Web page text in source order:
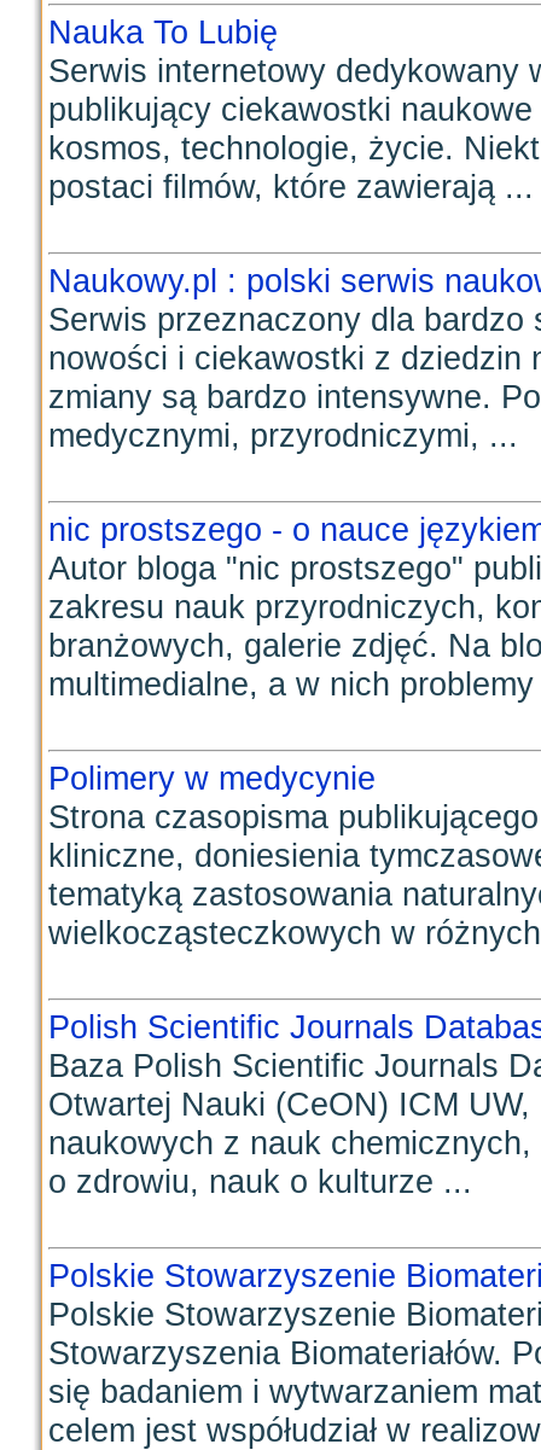
Nauka To Lubię
Serwis internetowy dedykowany
publikujący ciekawostki
kosmos, technologie, życie.
postaci filmów, które zawierają ...
Naukowy.pl : polski serwis
Serwis przeznaczony dla
nowości i ciekawostki z dziedzin
zmiany są bardzo intensywne.
medycznymi, przyrodniczymi, ...
nic prostszego - o nauce
Autor bloga "nic prostszego"
zakresu nauk przyrodniczych,
branżowych, galerie zdjęć. Na
multimedialne, a w nich
Polimery w medycynie
Strona czasopisma
kliniczne, doniesienia
tematyką zastosowania
wielkocząsteczkowych w
Polish Scientific Journals
Baza Polish Scientific Journals
Otwartej Nauki (CeON) ICM
naukowych z nauk
o zdrowiu, nauk o kulturze ...
Polskie Stowarzyszenie
Polskie Stowarzyszenie
Stowarzyszenia Biomateriałów.
się badaniem i wytwarzaniem
celem jest współudział w